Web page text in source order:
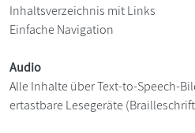
Inhaltsverzeichnis mit Links
Einfache Navigation
Audio
Alle Inhalte über Text-to-Speech-
ertastbare Lesegeräte